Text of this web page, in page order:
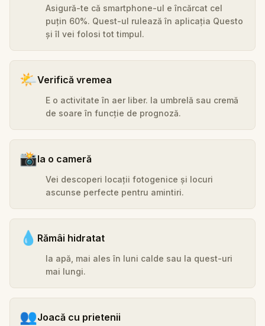
Asigură-te că smartphone-ul e încărcat cel
puțin 60%. Quest-ul rulează în aplicația Questo
și îl vei folosi tot timpul.
🌤️Verifică vremea
E o activitate în aer liber. Ia umbrelă sau cremă
de soare în funcție de prognoză.
📸Ia o cameră
Vei descoperi locații fotogenice și locuri
ascunse perfecte pentru amintiri.
💧 Rămâi hidratat
Ia apă, mai ales în luni calde sau la quest-uri
mai lungi.
👥Joacă cu prietenii